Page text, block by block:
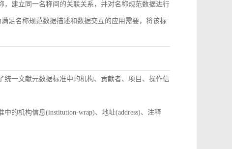
建立同一名称间的关联关系，并对名称规范数据进行
足名称规范数据描述和数据交互的应用需要，将该标
一文献元数据标准中的机构、贡献者、项目、操作信
的机构信息(institution-wrap)、地址(address)、注释